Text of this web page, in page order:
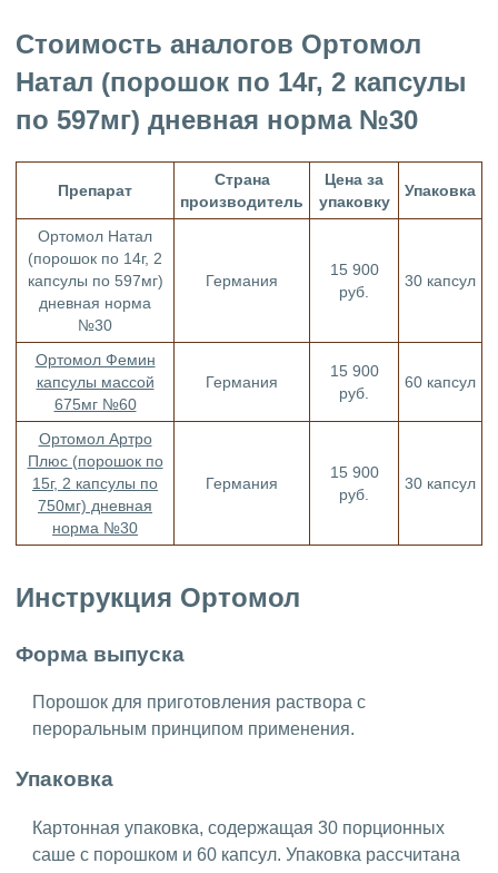
Стоимость аналогов Ортомол
Натал (порошок по 14г, 2 капсулы
по 597мг) дневная норма №30
Препарат
Страна
производитель
Цена за
упаковку
Упаковка
Ортомол Натал
(порошок по 14г, 2
капсулы по 597мг)
дневная норма
№30
Германия
15 900
руб.
30 капсул
Ортомол Фемин
капсулы массой
675мг №60
Германия
15 900
руб.
60 капсул
Ортомол Артро
Плюс (порошок по
15г, 2 капсулы по
750мг) дневная
норма №30
Германия
15 900
руб.
30 капсул
Инструкция Ортомол
Форма выпуска
Порошок для приготовления раствора с
пероральным принципом применения.
Упаковка
Картонная упаковка, содержащая 30 порционных
саше с порошком и 60 капсул. Упаковка рассчитана